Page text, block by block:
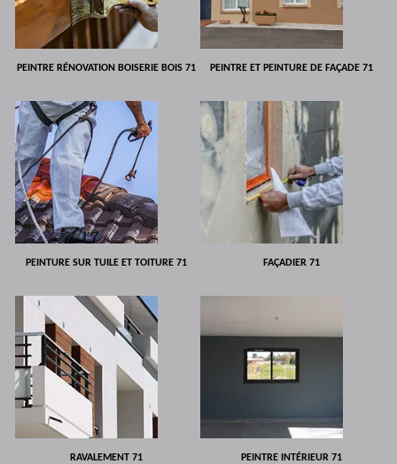
PEINTRE RÉNOVATION BOISERIE BOIS 71 PEINTRE ET PEINTURE DE FAÇADE 71
PEINTURE SUR TUILE ET TOITURE 71 FAÇADIER 71
RAVALEMENT 71 PEINTRE INTÉRIEUR 71